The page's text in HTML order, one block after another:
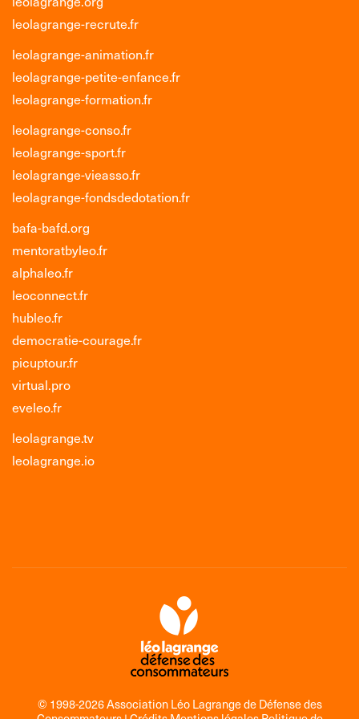
leolagrange-recrute.fr
leolagrange-animation.fr
leolagrange-petite-enfance.fr
leolagrange-formation.fr
leolagrange-conso.fr
leolagrange-sport.fr
leolagrange-vieasso.fr
leolagrange-fondsdedotation.fr
bafa-bafd.org
mentoratbyleo.fr
alphaleo.fr
leoconnect.fr
hubleo.fr
democratie-courage.fr
picuptour.fr
virtual.pro
eveleo.fr
leolagrange.tv
leolagrange.io
© 1998-2026 Association Léo Lagrange de Défense des